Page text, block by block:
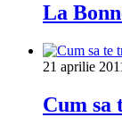
La
21 aprilie
Cum sa